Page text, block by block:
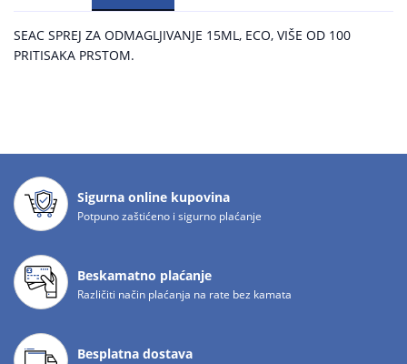
SEAC SPREJ ZA ODMAGLJIVANJE 15ML, ECO, VIŠE OD 100
PRITISAKA PRSTOM.
Sigurna online kupovina
Potpuno zaštićeno i sigurno plaćanje
Beskamatno plaćanje
Različiti način plaćanja na rate bez kamata
Besplatna dostava